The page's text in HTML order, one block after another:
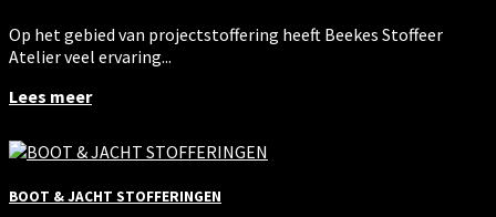
Op het gebied van projectstoffering heeft Beekes Stoffeer
Atelier veel ervaring...
Lees meer
BOOT & JACHT STOFFERINGEN